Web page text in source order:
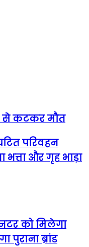
से कटकर मौत
परिवहन
और गृह भाड़ा
को मिलेगा
पुराना ब्रांड